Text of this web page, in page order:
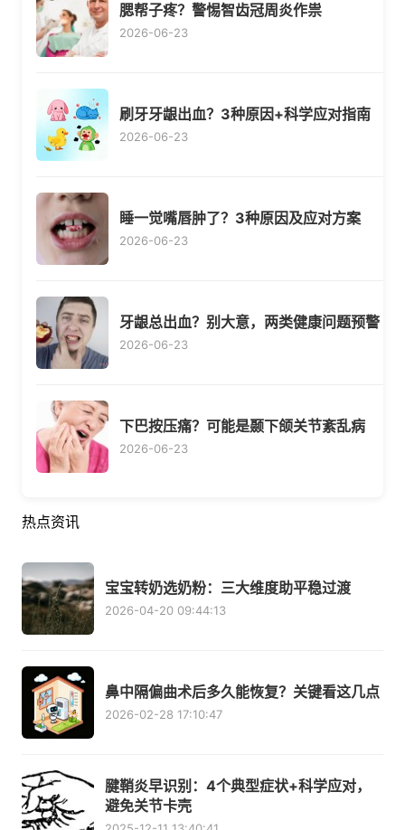
腮帮子疼？警惕智齿冠周炎作祟
2026-06-23
刷牙牙龈出血？3种原因+科学应对指南
2026-06-23
睡一觉嘴唇肿了？3种原因及应对方案
2026-06-23
牙龈总出血？别大意，两类健康问题预警
2026-06-23
下巴按压痛？可能是颞下颌关节紊乱病
2026-06-23
热点资讯
宝宝转奶选奶粉：三大维度助平稳过渡
2026-04-20 09:44:13
鼻中隔偏曲术后多久能恢复？关键看这几点
2026-02-28 17:10:47
腱鞘炎早识别：4个典型症状+科学应对，
避免关节卡壳